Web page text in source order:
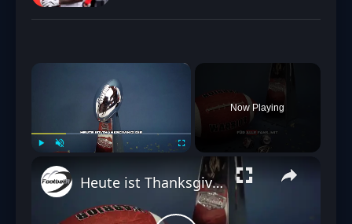
×
Fullscreen
Now Playing
Heute ist Thanksgiving – Diese NFL Games erwarten dich im TV und Stream